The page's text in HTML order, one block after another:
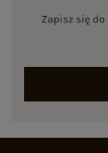
Zapisz się do